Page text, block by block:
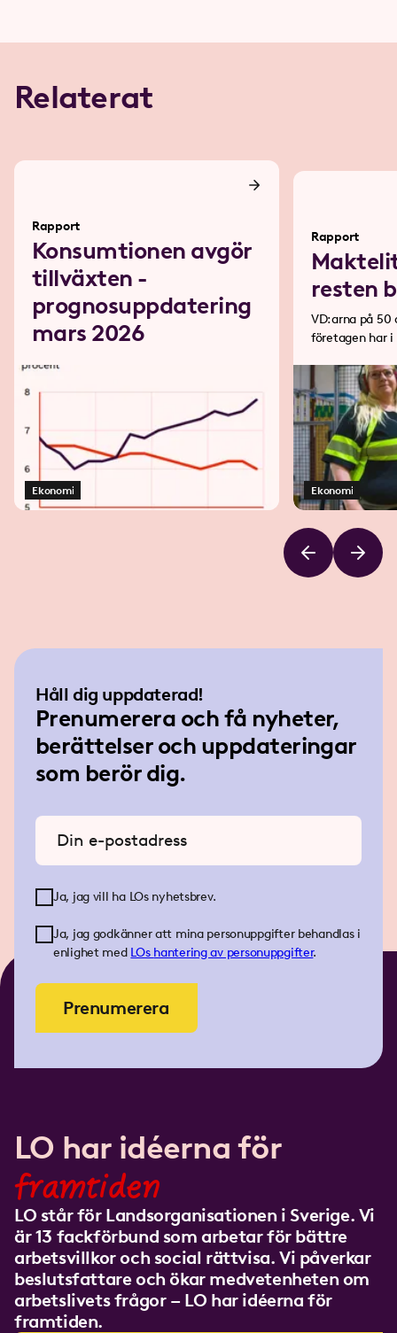
Relaterat
Rapport
Konsumtionen avgör
tillväxten -
prognosuppdatering
mars 2026
Ekonomi
Rapport
resten
VD:arna på 50
företagen har
Ekonomi
Håll dig uppdaterad!
Prenumerera och få nyheter,
berättelser och uppdateringar
som berör dig.
Ange din e-postadress
Ja, jag vill ha LOs nyhetsbrev.
Ja, jag godkänner att mina personuppgifter behandlas i
enlighet med LOs hantering av personuppgifter.
Prenumerera
LO har idéerna för
framtiden
LO står för Landsorganisationen i Sverige. Vi
är 13 fackförbund som arbetar för bättre
arbetsvillkor och social rättvisa. Vi påverkar
beslutsfattare och ökar medvetenheten om
arbetslivets frågor – LO har idéerna för
framtiden.